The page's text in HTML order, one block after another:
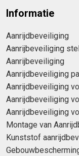
Informatie
Aanrijdbeveiliging
Aanrijbeveiliging
Aanrijbeveiliging
Aanrijdbeveiliging
Aanrijdbeveiliging
Aanrijdbeveiliging
Aanrijdbeveiliging
Montage van
Kunststof